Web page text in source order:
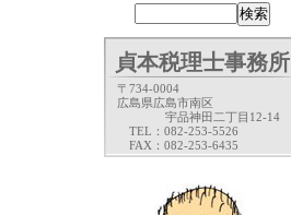
貞本税理士事務所
〒734-0004
広島県広島市南区
宇品神田二丁目12-14
TEL：082-253-5526
FAX：082-253-6435